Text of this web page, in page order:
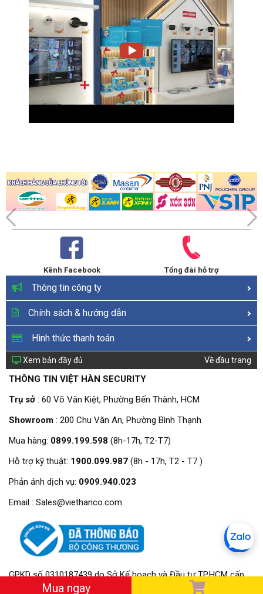
Kênh Facebook Tổng đài hỗ trợ
Thông tin công ty
Chính sách & hướng dẫn
Hình thức thanh toán
Xem bản đầy đủ Về đầu trang
THÔNG TIN VIỆT HÀN SECURITY
Trụ sở : 60 Võ Văn Kiệt, Phường Bến Thành, HCM
Showroom : 200 Chu Văn An, Phường Bình Thạnh
Mua hàng: 0899.199.598 (8h-17h, T2-T7)
Hỗ trợ kỹ thuật: 1900.099.987 (8h - 17h, T2 - T7 )
Phản ánh dịch vụ: 0909.940.023
Email : Sales@viethanco.com
GPKD số 0310187439 do Sở Kế hoạch và Đầu tư TP.HCM cấp
ngày 31/07/2010
Mua ngay